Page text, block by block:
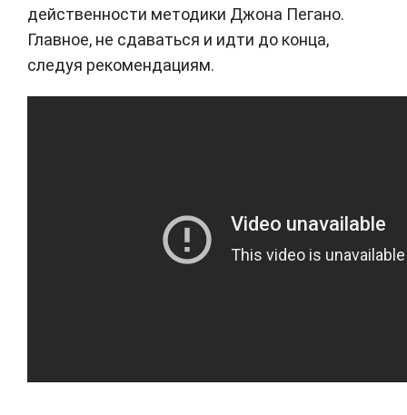
действенности методики Джона Пегано.
Главное, не сдаваться и идти до конца,
следуя рекомендациям.